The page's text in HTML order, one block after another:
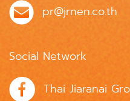
pr@jrnen.co.th
Social Network
Thai Jiaranai